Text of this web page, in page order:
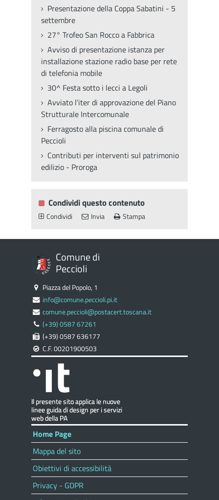
Presentazione della Coppa Sabatini - 5
settembre
27° Trofeo San Rocco a Fabbrica
Avviso di presentazione istanza per
installazione stazione radio base per rete
di telefonia mobile
30^ Festa sotto i lecci a Legoli
Avviato l’iter di approvazione del Piano
Strutturale Intercomunale
Ferragosto alla piscina comunale di
Peccioli
Contributi per interventi sul patrimonio
edilizio - Proroga
Condividi questo contenuto
Condividi Invia Stampa
Comune di
Peccioli
Piazza del Popolo, 1
info@comune.peccioli.pi.it
comune.peccioli@postacert.toscana.it
(+39) 0587 67261
(+39) 0587 636177
C.F. 00201900503
Home Page
Mappa del sito
Obiettivi di accessibilità
Privacy - GDPR